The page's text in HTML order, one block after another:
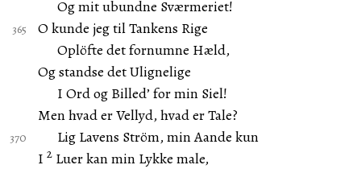
Og mit ubundne Sværmeriet!
O kunde jeg til Tankens Rige
Oplöfte det fornumne Hæld,
Og standse det Ulignelige
I Ord og Billed’ for min Siel!
Men hvad er Vellyd, hvad er Tale?
Lig Lavens Ström, min Aande kun
I 2 Luer kan min Lykke male,